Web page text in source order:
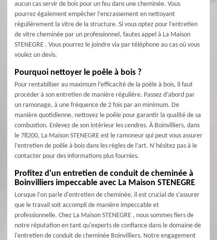
aucun cas servir de bois pour un feu dans une cheminée. Vous
pourrez également empêcher l’encrassement en nettoyant
régulièrement la vitre de la structure. Si vous optez pour l’entretien
de vitre cheminée par un professionnel, fautes appel à La Maison
STENEGRE . Vous pourrez le joindre via par téléphone au cas où vous
voulez un devis.
Pourquoi nettoyer le poêle à bois ?
Pour rentabiliser au maximum l’efficacité de la poêle à bois, il faut
procéder à son entretien de manière régulière. Passez d’abord par
un ramonage, à une fréquence de 2 fois par an minimum. De
manière quotidienne, nettoyez le poêle pour garantir la qualité de sa
combustion. Enlevez de son intérieur les cendres. À Boinvilliers, dans
le 78200, La Maison STENEGRE est le ramoneur qui peut vous assurer
l’entretien de poêle à bois dans les règles de l’art. N’hésitez pas à le
contacter pour des informations plus fournies.
Profitez d'un entretien de conduit de cheminée à
Boinvilliers impeccable avec La Maison STENEGRE
Lorsque l'on parle d'entretien de cheminée, il est crucial de s'assurer
que le travail soit accompli de manière impeccable et
professionnelle. Chez La Maison STENEGRE , nous sommes fiers de
notre réputation en tant qu'experts de confiance dans le domaine de
l'entretien de conduit de cheminée Boinvilliers. Notre engagement